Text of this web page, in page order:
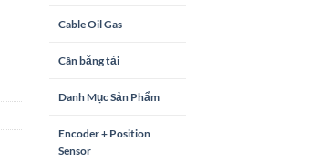
Cable Oil Gas
Cân băng tải
Danh Mục Sản Phẩm
Encoder + Position
Sensor